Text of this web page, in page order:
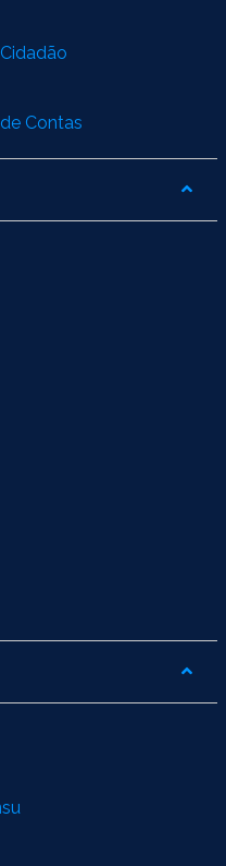
Contas